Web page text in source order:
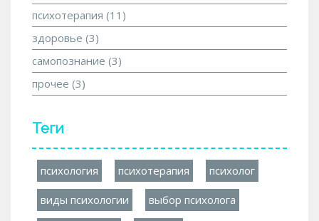
психотерапия (11)
здоровье (3)
самопознание (3)
прочее (3)
Теги
психология психотерапия психолог
виды психологии выбор психолога